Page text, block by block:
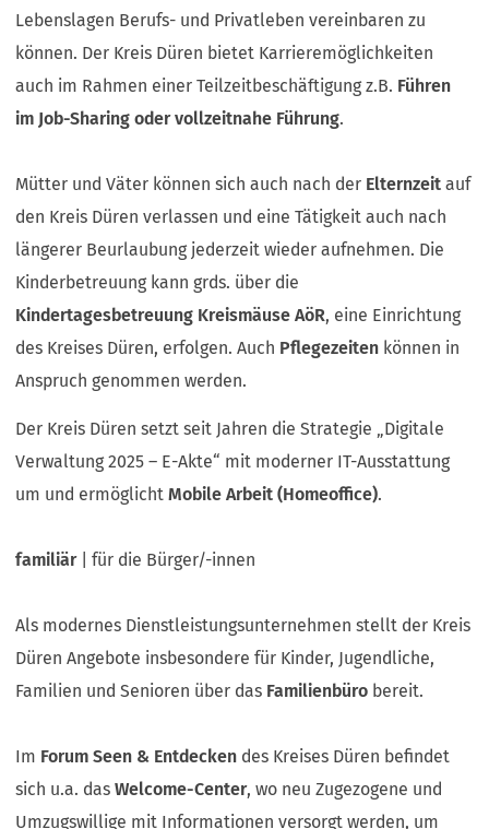
Lebenslagen Berufs- und Privatleben vereinbaren zu
können. Der Kreis Düren bietet Karrieremöglichkeiten
auch im Rahmen einer Teilzeitbeschäftigung z.B. Führen
im Job-Sharing oder vollzeitnahe Führung.
Mütter und Väter können sich auch nach der Elternzeitauf
den Kreis Düren verlassen und eine Tätigkeit auch nach
längerer Beurlaubung jederzeit wieder aufnehmen. Die
Kinderbetreuung kann grds. über die
Kindertagesbetreuung Kreismäuse AöR, eine Einrichtung
des Kreises Düren, erfolgen. Auch Pflegezeiten können in
Anspruch genommen werden.
Der Kreis Düren setzt seit Jahren die Strategie „Digitale
Verwaltung 2025 – E-Akte“ mit moderner IT-Ausstattung
um und ermöglichtMobile Arbeit (Homeoffice).
familiär | für die Bürger/-innen
Als modernes Dienstleistungsunternehmen stellt der Kreis
Düren Angebote insbesondere für Kinder, Jugendliche,
Familien und Senioren über das Familienbüro bereit.
Im Forum Seen & Entdecken des Kreises Düren befindet
sich u.a. dasWelcome-Center, wo neu Zugezogene und
Umzugswillige mit Informationen versorgt werden, um